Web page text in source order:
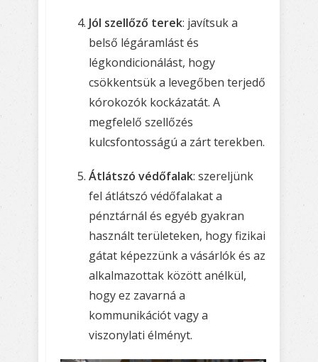
Jól szellőző terek: javítsuk a
belső légáramlást és
légkondicionálást, hogy
csökkentsük a levegőben terjedő
kórokozók kockázatát. A
megfelelő szellőzés
kulcsfontosságú a zárt terekben.
Átlátszó védőfalak: szereljünk
fel átlátszó védőfalakat a
pénztárnál és egyéb gyakran
használt területeken, hogy fizikai
gátat képezzünk a vásárlók és az
alkalmazottak között anélkül,
hogy ez zavarná a
kommunikációt vagy a
viszonylati élményt.